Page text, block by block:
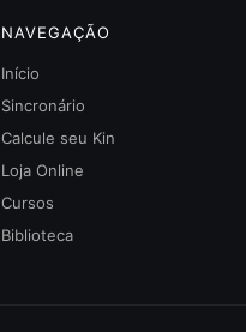
NAVEGAÇÃO
Início
Sincronário
Calcule seu Kin
Loja Online
Cursos
Biblioteca